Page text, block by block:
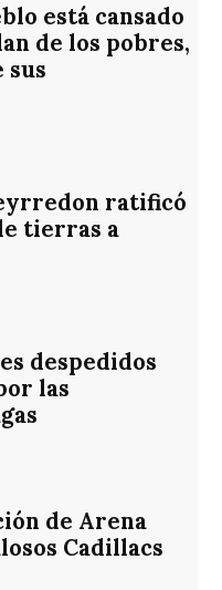
está cansado
de los pobres,
sus
ratificó
tierras a
despedidos
las
de Arena
Cadillacs